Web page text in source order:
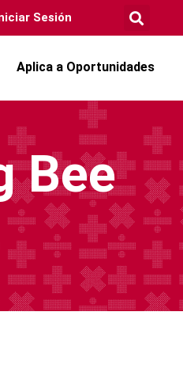
Sesión
Aplica a Oportunidades
Bee